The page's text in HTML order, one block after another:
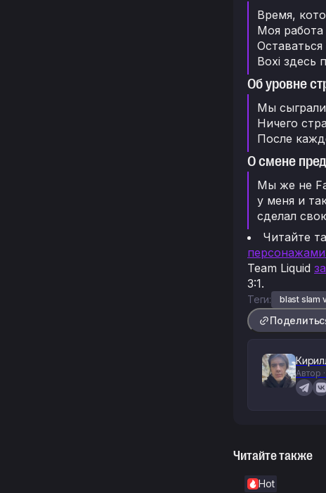
Время,
Моя
Boxi здесь
Об уровне
Мы
Ничего
После
О смене
Мы же не
у меня и
сделал
Читайте
Team Liquid
3:1.
Теги: blast slam
Автор
Читайте также
Hot